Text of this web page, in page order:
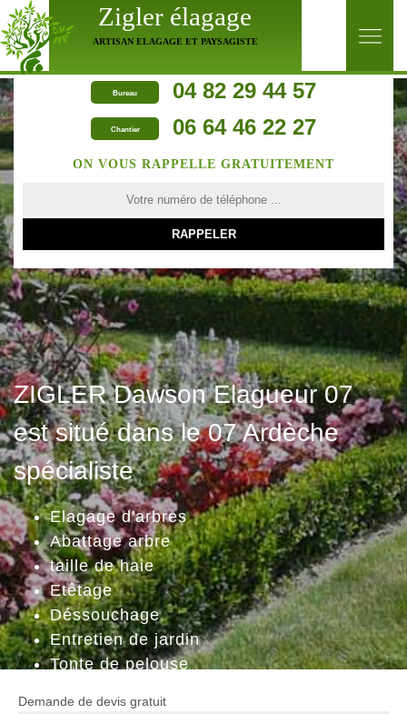
Zigler élagage
ARTISAN ELAGAGE ET PAYSAGISTE
Bureau 04 82 29 44 57
Chantier 06 64 46 22 27
ZIGLER Dawson Elagueur 07
est situé dans le 07 Ardèche
spécialiste
Elagage d'arbres
Abattage arbre
taille de haie
Etêtage
Déssouchage
Entretien de jardin
Tonte de pelouse
ON VOUS RAPPELLE GRATUITEMENT
Demande de devis gratuit